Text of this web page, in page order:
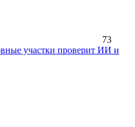
73
участки проверит ИИ и